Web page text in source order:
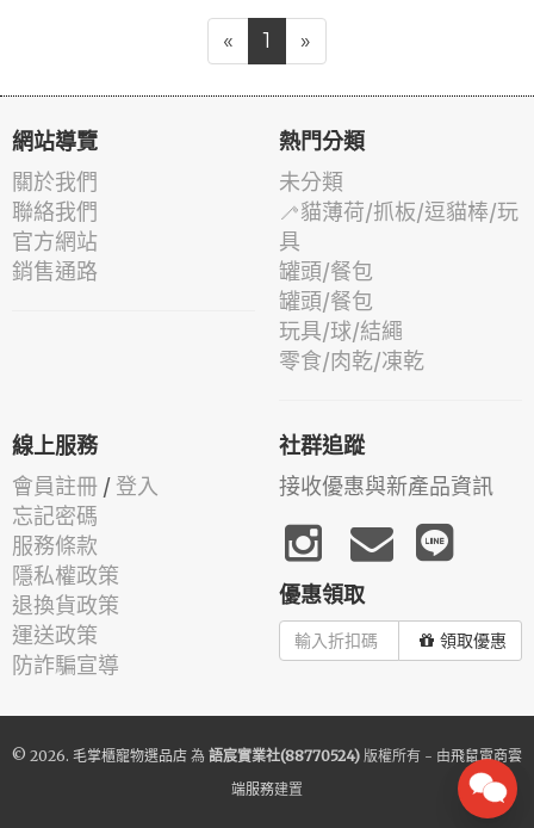
« 1 »
網站導覽
關於我們
聯絡我們
官方網站
銷售通路
熱門分類
未分類
🦯貓薄荷/抓板/逗貓棒/玩
具
罐頭/餐包
罐頭/餐包
玩具/球/結繩
零食/肉乾/凍乾
線上服務
會員註冊 / 登入
忘記密碼
服務條款
隱私權政策
退換貨政策
運送政策
防詐騙宣導
社群追蹤
接收優惠與新產品資訊
優惠領取
領取優惠
© 2026. 毛掌櫃寵物選品店 為 語宸實業社(88770524) 版權所有 - 由飛鼠電商雲
端服務建置